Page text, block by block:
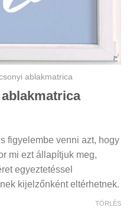
ablakmatrica
Ft
figyelembe venni azt, hogy
mi ezt állapítjuk meg,
egyeztetéssel
kijelzőnként eltérhetnek.
TÖRLÉS